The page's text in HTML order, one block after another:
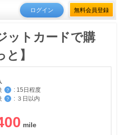
ログイン 無料会員登録
ットカードで購
】
？ : 15日程度
？ : ３日以内